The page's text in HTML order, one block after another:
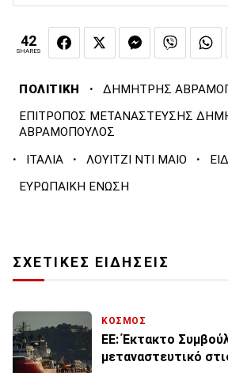
42
SHARES
ΠΟΛΙΤΙΚΗ · ΔΗΜΗΤΡΗΣ
ΕΠΙΤΡΟΠΟΣ ΜΕΤΑΝΑΣΤΕΥΣΗΣ
ΑΒΡΑΜΟΠΟΥΛΟΣ
· ΙΤΑΛΙΑ · ΛΟΥΙΤΖΙ ΝΤΙ ΜΑΙΟ ·
ΕΥΡΩΠΑΙΚΗ ΕΝΩΣΗ
ΣΧΕΤΙΚΕΣ ΕΙΔΗΣΕΙΣ
ΚΟΣΜΟΣ
ΕΕ: Έκτακτο
μεταναστευτικό